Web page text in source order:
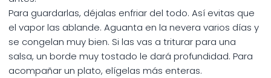
Para guardarlas, déjalas enfriar del todo. Así evitas que
el vapor las ablande. Aguanta en la nevera varios días y
se congelan muy bien. Si las vas a triturar para una
salsa, un borde muy tostado le dará profundidad. Para
acompañar un plato, elígelas más enteras.